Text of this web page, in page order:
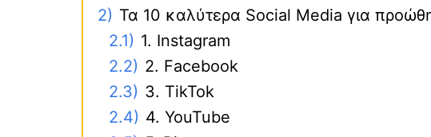
2) Τα 10 καλύτερα Social Media για
2.1) 1. Instagram
2.2) 2. Facebook
2.3) 3. TikTok
2.4) 4. YouTube